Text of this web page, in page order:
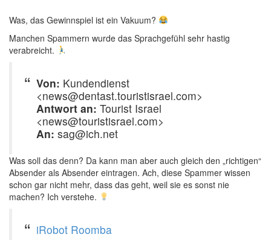
Was, das Gewinnspiel ist ein Vakuum?
Manchen Spammern wurde das Sprachgefühl sehr hastig
verabreicht.
Von: Kundendienst
<news@dentast.touristisrael.com>
Antwort an: Tourist Israel
<news@touristisrael.com>
An: sag@ich.net
Was soll das denn? Da kann man aber auch gleich den „richtigen“
Absender als Absender eintragen. Ach, diese Spammer wissen
schon gar nicht mehr, dass das geht, weil sie es sonst nie
machen? Ich verstehe.
iRobot Roomba